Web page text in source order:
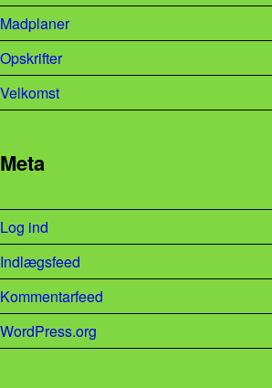
Madplaner
Opskrifter
Velkomst
Meta
Log ind
Indlægsfeed
Kommentarfeed
WordPress.org